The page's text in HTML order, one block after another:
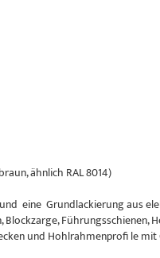
ähnlich RAL 8014)
eine Grundlackierung aus
Führungsschienen,
und Hohlrahmenprofi le